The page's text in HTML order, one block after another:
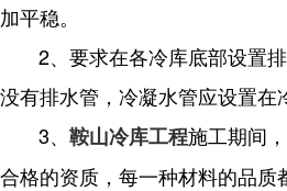
加平稳。
2、要求在各冷库底部设置
没有排水管，冷凝水管应设置在
3、 鞍山冷库工程施工期间
合格的资质，每一种材料的品质